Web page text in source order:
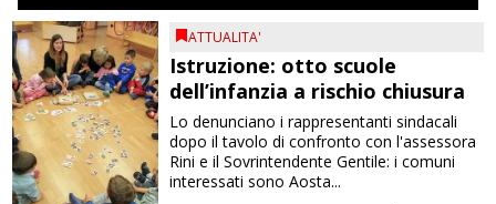
ATTUALITA'
Istruzione: otto scuole
dell’infanzia a rischio chiusura
Lo denunciano i rappresentanti sindacali
dopo il tavolo di confronto con l'assessora
Rini e il Sovrintendente Gentile: i comuni
interessati sono Aosta...